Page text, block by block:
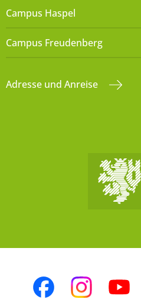
Campus Haspel
Campus Freudenberg
Adresse und Anreise